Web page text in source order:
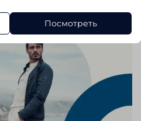
Посмотреть